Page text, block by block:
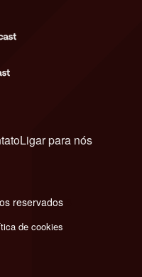
Ligar para nós
reservados
de cookies